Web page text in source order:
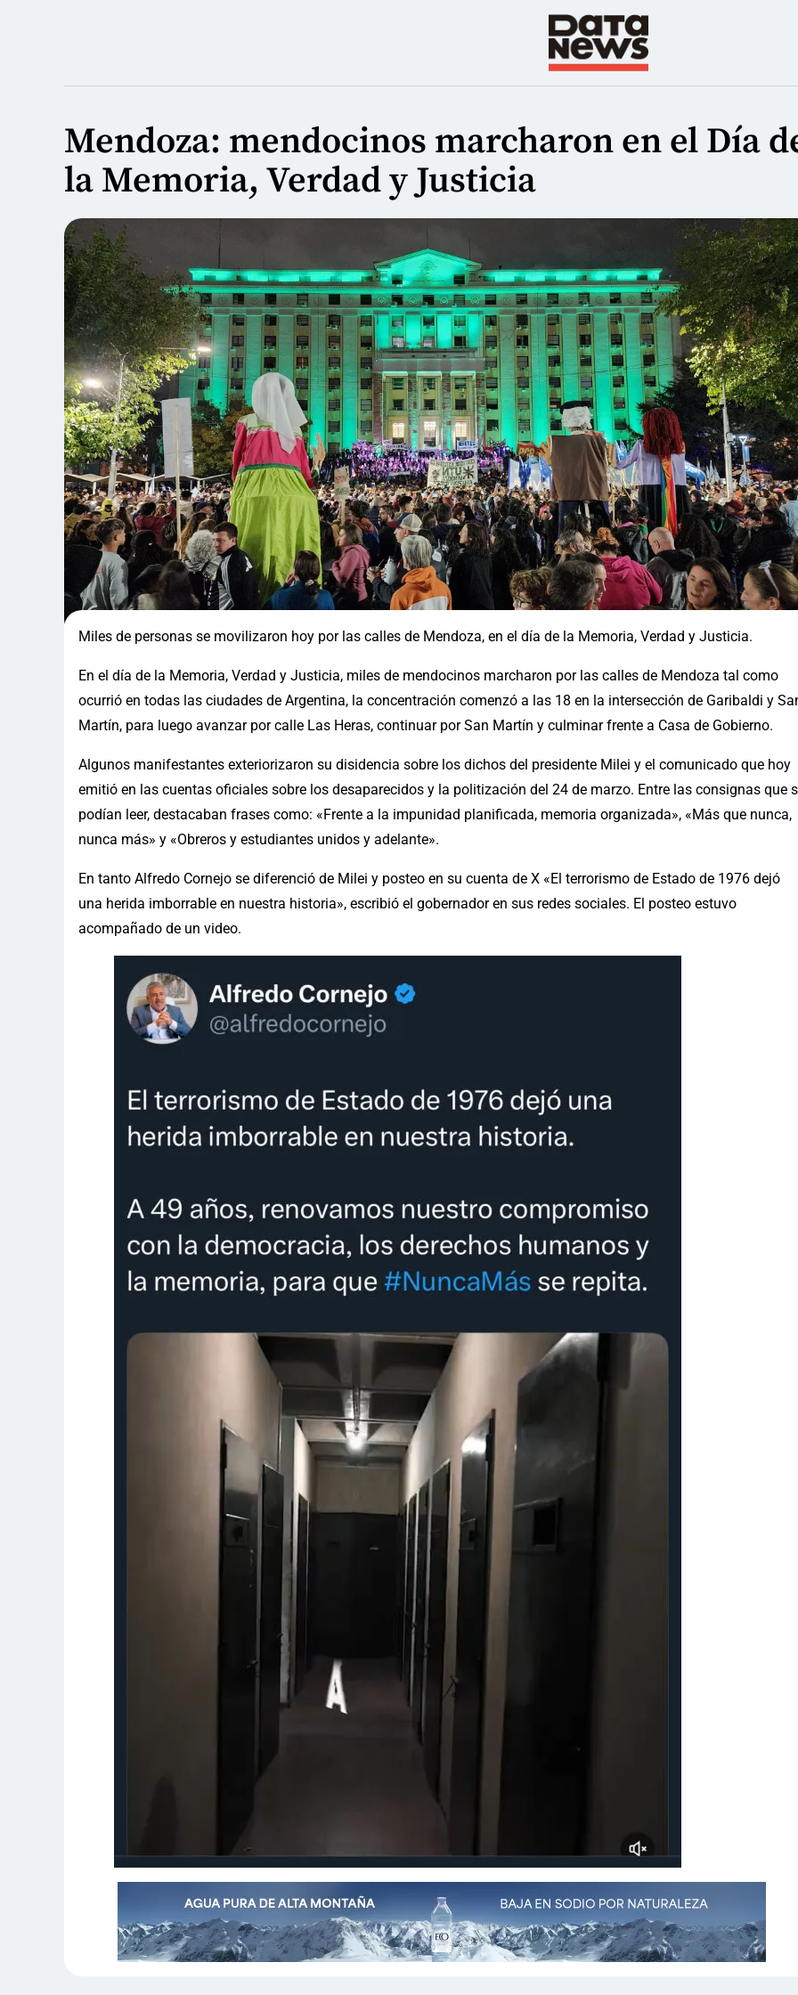
Mendoza: mendocinos marcharon en el Día
la Memoria, Verdad y Justicia
Miles de personas se movilizaron hoy por las calles de Mendoza, en el día de la Memoria, Verdad y Justicia.
En el día de la Memoria, Verdad y Justicia, miles de mendocinos marcharon por las calles de Mendoza tal como
ocurrió en todas las ciudades de Argentina, la concentración comenzó a las 18 en la intersección de Garibaldi y
Martín, para luego avanzar por calle Las Heras, continuar por San Martín y culminar frente a Casa de Gobierno.
Algunos manifestantes exteriorizaron su disidencia sobre los dichos del presidente Milei y el comunicado que hoy
emitió en las cuentas oficiales sobre los desaparecidos y la politización del 24 de marzo. Entre las consignas que
podían leer, destacaban frases como: «Frente a la impunidad planificada, memoria organizada», «Más que nunca,
nunca más» y «Obreros y estudiantes unidos y adelante».
En tanto Alfredo Cornejo se diferenció de Milei y posteo en su cuenta de X «El terrorismo de Estado de 1976 dejó
una herida imborrable en nuestra historia», escribió el gobernador en sus redes sociales. El posteo estuvo
acompañado de un video.